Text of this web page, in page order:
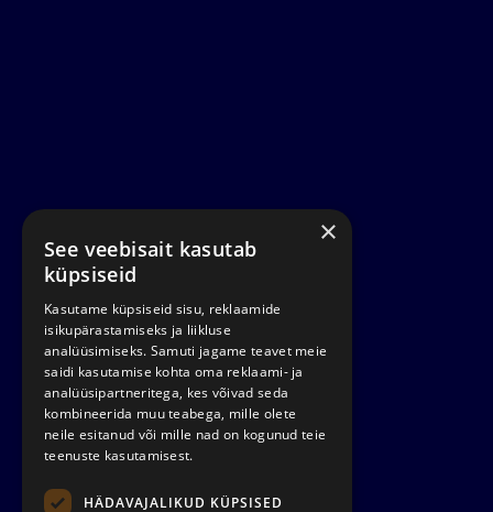
×
See veebisait kasutab
küpsiseid
Kasutame küpsiseid sisu, reklaamide
isikupärastamiseks ja liikluse
analüüsimiseks. Samuti jagame teavet meie
saidi kasutamise kohta oma reklaami- ja
analüüsipartneritega, kes võivad seda
kombineerida muu teabega, mille olete
neile esitanud või mille nad on kogunud teie
teenuste kasutamisest.
HÄDAVAJALIKUD KÜPSISED